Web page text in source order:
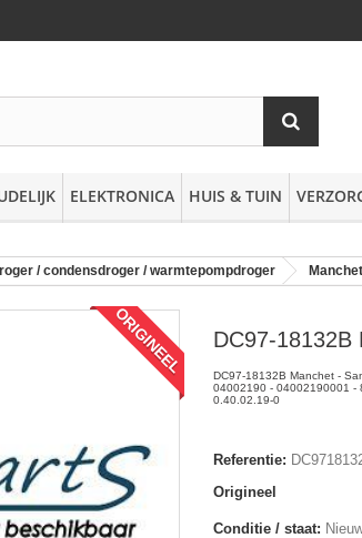
ELEKTRONICA HUIS & TUIN
/ condensdroger / warmtepompdroger Manchet
ORIGINEEL DC97-18132B
DC97-18132B Manchet -
04002190 - 04002190001 -
0.40.02.19-0
Referentie:
Origineel
Conditie / staat: